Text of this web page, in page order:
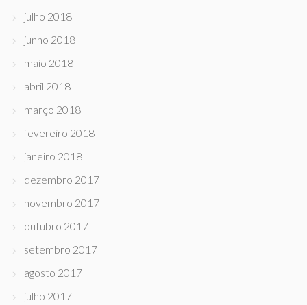
julho 2018
junho 2018
maio 2018
abril 2018
março 2018
fevereiro 2018
janeiro 2018
dezembro 2017
novembro 2017
outubro 2017
setembro 2017
agosto 2017
julho 2017